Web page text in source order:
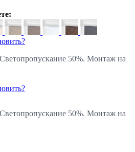
50%. Монтаж на
50%. Монтаж на